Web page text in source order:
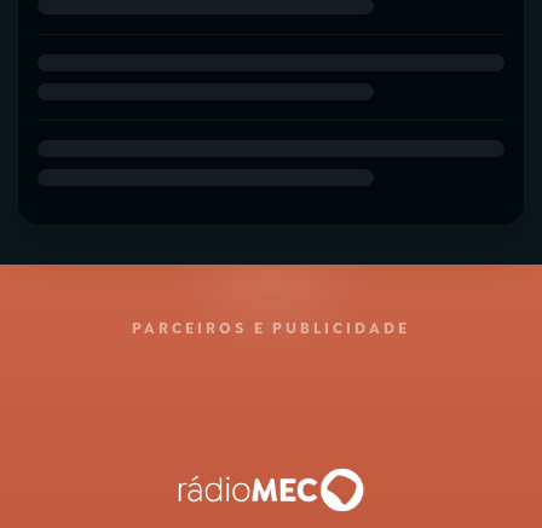
PARCEIROS E PUBLICIDADE